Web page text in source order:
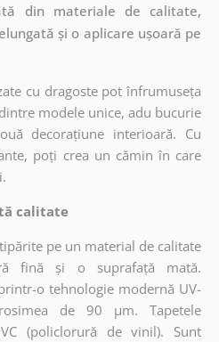
din materiale de calitate,
și o aplicare ușoară pe
cu dragoste pot înfrumuseța
modele unice, adu bucurie
decorațiune interioară. Cu
poți crea un cămin în care
calitate
pe un material de calitate
fină și o suprafață mată.
o tehnologie modernă UV-
de 90 µm. Tapetele
(policlorură de vinil). Sunt